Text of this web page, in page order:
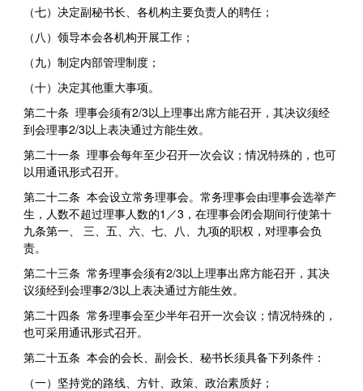
（七）决定副秘书长、各机构主要负责人的聘任；
（八）领导本会各机构开展工作；
（九）制定内部管理制度；
（十）决定其他重大事项。
第二十条 理事会须有2/3以上理事出席方能召开，其决议须经
到会理事2/3以上表决通过方能生效。
第二十一条 理事会每年至少召开一次会议；情况特殊的，也可
以用通讯形式召开。
第二十二条 本会设立常务理事会。常务理事会由理事会选举产
生，人数不超过理事人数的1／3，在理事会闭会期间行使第十
九条第一、 三、五、六、七、八、九项的职权，对理事会负
责。
第二十三条 常务理事会须有2/3以上理事出席方能召开，其决
议须经到会理事2/3以上表决通过方能生效。
第二十四条 常务理事会至少半年召开一次会议；情况特殊的，
也可采用通讯形式召开。
第二十五条 本会的会长、副会长、秘书长须具备下列条件：
（一）坚持党的路线、方针、政策、政治素质好；